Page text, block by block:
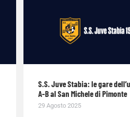
S.S. Juve Stabia: le gare
A-B al San Michele di Pimonte
29 Agosto 2025